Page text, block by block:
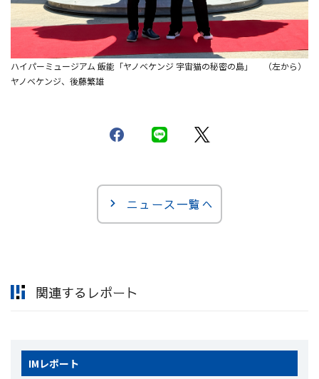
ハイパーミュージアム 飯能「ヤノベケンジ 宇宙猫の秘密の島」 （左から）
ヤノベケンジ、後藤繁雄
ニュース一覧へ
関連するレポート
IM レポート